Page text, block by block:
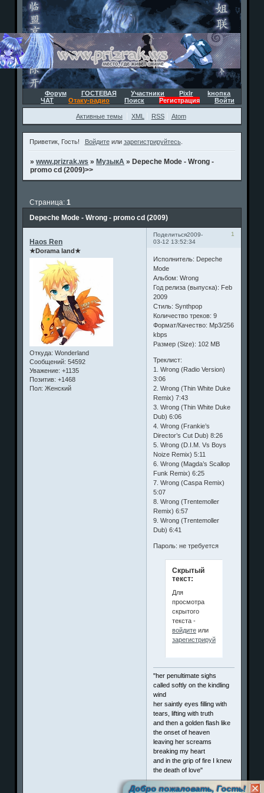
Форум ГОСТЕВАЯ Участники Pixlr
kнопка
ЧАТ
Отаку-радио Поиск Регистрация Войти
Активные темы XML RSS Atom
Приветик, Гость! Войдитеили зарегистрируйтесь.
»www.prizrak.ws » МузыкА » Depeche Mode - Wrong -
promo cd (2009)>>
Depeche Mode - Wrong - promo cd (2009)
Страница:1
Поделиться 1
2009-
03-12 13:52:34
Haos Ren
★Dorama land★
Откуда: Wonderland
Сообщений: 54592
Уважение: +1135
Позитив: +1468
Пол: Женский
Исполнитель: Depeche
Mode
Альбом: Wrong
Год релиза (выпуска): Feb
2009
Стиль: Synthpop
Количество треков: 9
Формат/Качество: Мр3/256
kbps
Размер (Size): 102 MB
Треклист:
1. Wrong (Radio Version)
3:06
2. Wrong (Thin White Duke
Remix) 7:43
3. Wrong (Thin White Duke
Dub) 6:06
4. Wrong (Frankie’s
Director’s Cut Dub) 8:26
5. Wrong (D.I.M. Vs Boys
Noize Remix) 5:11
6. Wrong (Magda’s Scallop
Funk Remix) 6:25
7. Wrong (Caspa Remix)
5:07
8. Wrong (Trentemoller
Remix) 6:57
9. Wrong (Trentemoller
Dub) 6:41
Пароль: не требуется
Скрытый
текст:
Для
просмотра
скрытого
текста -
войдитеили
зарегистрируйтесь
"her penultimate sighs
called softly on the kindling
wind
her saintly eyes filling with
tears, lifting with truth
and then a golden flash like
the onset of heaven
leaving her screams
breaking my heart
and in the grip of fire I knew
the death of love"
Добро пожаловать, Гость!